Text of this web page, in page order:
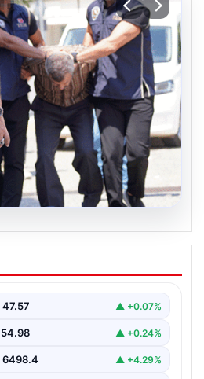
terörist Burkay
itirafı
ve Muğla emniyet
ortak çalışma sonucu…
47.57 ▲ +0.07%
54.98 ▲ +0.24%
6498.4 ▲ +4.29%